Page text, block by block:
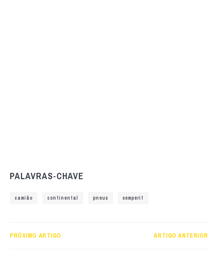
PALAVRAS-CHAVE
camião continental pneus semperit
PRÓXIMO ARTIGO ARTIGO ANTERIOR